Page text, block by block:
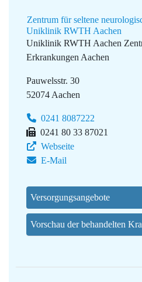
Zentrum für seltene
Uniklinik RWTH Aachen
Uniklinik RWTH Aachen
Erkrankungen Aachen
Pauwelsstr. 30
52074 Aachen
0241 8087222
0241 80 33 87021
Webseite
E-Mail
Versorgungsangebote
Vorschau der behandelten